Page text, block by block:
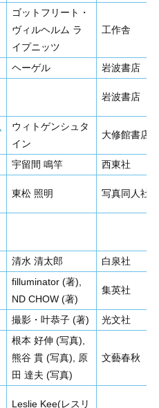
ゴットフリート・
ヴィルヘルム ラ
イプニッツ
工作舎
ヘーゲル
岩波書店
岩波書店
ウィトゲンシュタ
イン
大修館書店
宇留間 鳴竿
西東社
東松 照明 写真同人社
清水 清太郎 白泉社
filluminator (著),
ND CHOW (著)
集英社
撮影・叶恭子 (著) 光文社
根本 好伸 (写真),
熊谷 貫 (写真), 原
田 達夫 (写真)
文藝春秋
Leslie Kee(レスリ